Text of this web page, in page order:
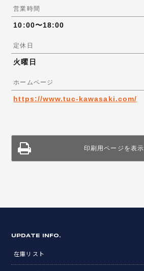
営業時間
10:00〜18:00
定休日
火曜日
ホームページ
https://www.tuc-kawasaki.com/
印刷用ページを表示
UPDATE INFO.
在庫リスト